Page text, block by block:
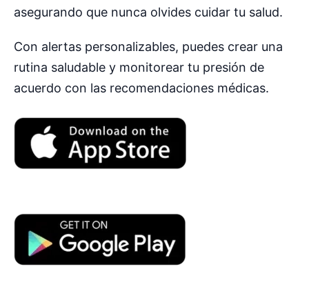
asegurando que nunca olvides cuidar tu salud.
Con alertas personalizables, puedes crear una
rutina saludable y monitorear tu presión de
acuerdo con las recomendaciones médicas.